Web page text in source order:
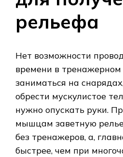
рельефа
Нет возможности
времени в тренажерном
заниматься на
обрести мускулистое
нужно опускать руки.
мышцам заветную
без тренажеров, а,
быстрее, чем при